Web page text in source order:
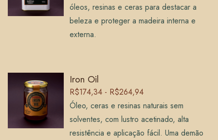
óleos, resinas e ceras para destacar a
beleza e proteger a madeira interna e
externa.
Iron Oil
R$174,34 - R$264,94
Óleo, ceras e resinas naturais sem
solventes, com lustro acetinado, alta
resistência e aplicação fácil. Uma demão